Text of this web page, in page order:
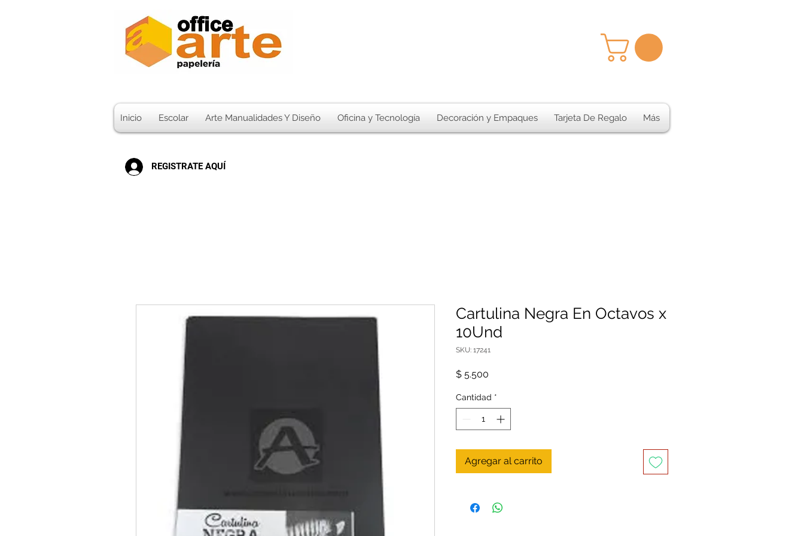
Inicio Escolar Arte Manualidades Y Diseño Oficina y Tecnología Decoración y Empaques Tarjeta De Regalo Más
REGISTRATE AQUÍ
Cartulina Negra En Octavos x
10Und
SKU: 17241
$ 5.500
Cantidad *
Agregar al carrito